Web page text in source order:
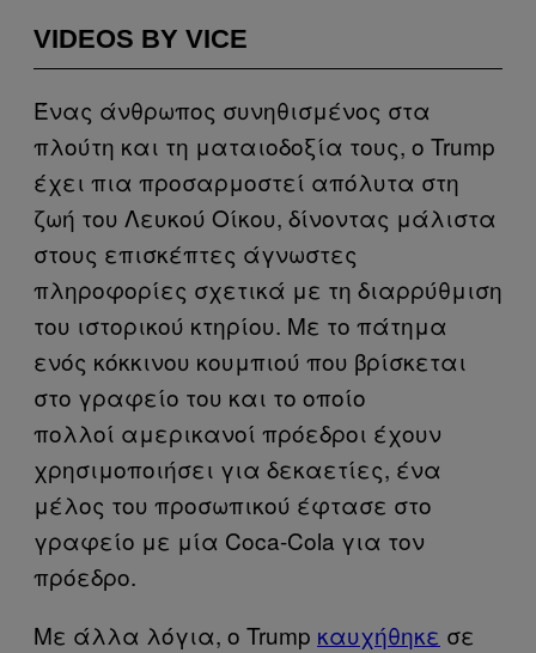
VIDEOS BY VICE
Ένας άνθρωπος συνηθισμένος στα
πλούτη και τη ματαιοδοξία τους, ο Trump
έχει πια προσαρμοστεί απόλυτα στη
ζωή του Λευκού Οίκου, δίνοντας μάλιστα
στους επισκέπτες άγνωστες
πληροφορίες σχετικά με τη διαρρύθμιση
του ιστορικού κτηρίου. Με το πάτημα
ενός κόκκινου κουμπιού που βρίσκεται
στο γραφείο του και το οποίο
πολλοί αμερικανοί πρόεδροι έχουν
χρησιμοποιήσει για δεκαετίες, ένα
μέλος του προσωπικού έφτασε στο
γραφείο με μία Coca-Cola για τον
πρόεδρο.
Με άλλα λόγια, ο Trump καυχήθηκε σε